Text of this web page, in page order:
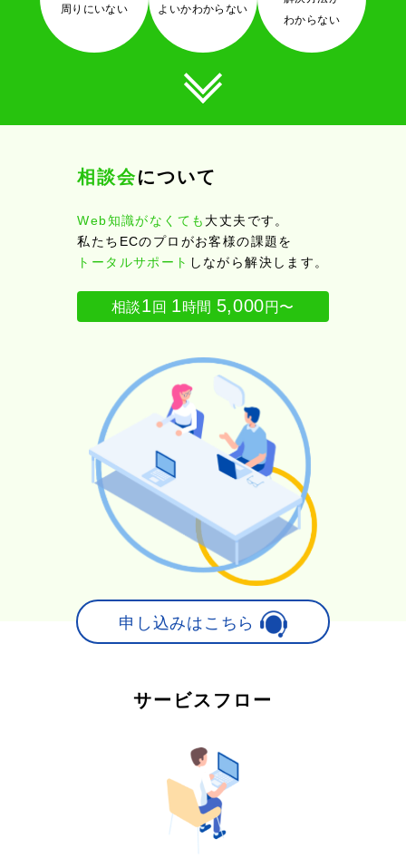
周りにいない よいかわからない
わからない
相談会について
Web知識がなくても 大丈夫です。
私たちECのプロがお客様の課題を
トータルサポート しながら解決します。
相談1 回 1時間 5,000円〜
申し込みはこちら
サービスフロー